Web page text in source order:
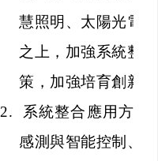
慧照明、太陽光電
之上，加強系統整
策，加強培育創新
2.
系統整合應用方面
感測與智能控制、